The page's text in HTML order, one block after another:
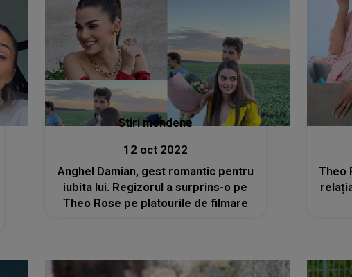
Stiri mondene
12 oct 2022
Anghel Damian, gest romantic pentru
iubita lui. Regizorul a surprins-o pe
Theo Rose pe platourile de filmare
Theo